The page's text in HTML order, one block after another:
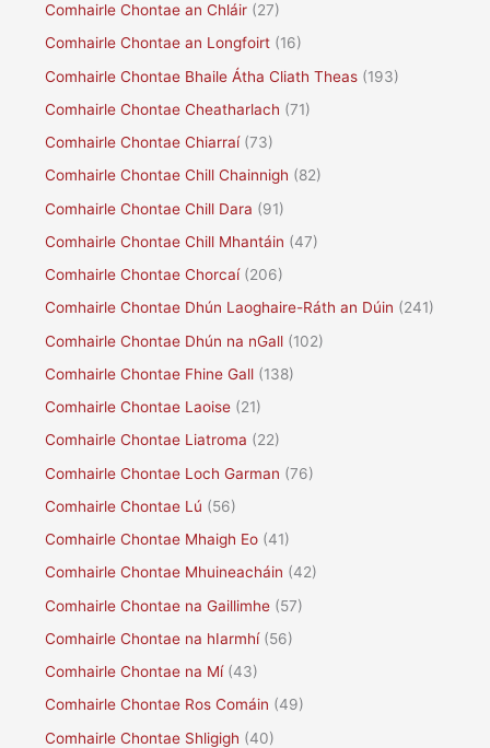
Comhairle Chontae an Chláir (27)
Comhairle Chontae an Longfoirt (16)
Comhairle Chontae Bhaile Átha Cliath Theas (193)
Comhairle Chontae Cheatharlach (71)
Comhairle Chontae Chiarraí(73)
Comhairle Chontae Chill Chainnigh (82)
Comhairle Chontae Chill Dara (91)
Comhairle Chontae Chill Mhantáin (47)
Comhairle Chontae Chorcaí(206)
Comhairle Chontae Dhún Laoghaire-Ráth an Dúin (241)
Comhairle Chontae Dhún na nGall (102)
Comhairle Chontae Fhine Gall (138)
Comhairle Chontae Laoise (21)
Comhairle Chontae Liatroma (22)
Comhairle Chontae Loch Garman (76)
Comhairle Chontae Lú (56)
Comhairle Chontae Mhaigh Eo (41)
Comhairle Chontae Mhuineacháin (42)
Comhairle Chontae na Gaillimhe (57)
Comhairle Chontae na hIarmhí(56)
Comhairle Chontae na Mí(43)
Comhairle Chontae Ros Comáin (49)
Comhairle Chontae Shligigh (40)